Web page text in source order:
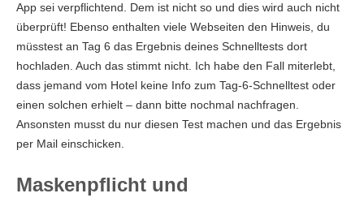
App sei verpflichtend. Dem ist nicht so und dies wird auch nicht
überprüft! Ebenso enthalten viele Webseiten den Hinweis, du
müsstest an Tag 6 das Ergebnis deines Schnelltests dort
hochladen. Auch das stimmt nicht. Ich habe den Fall miterlebt,
dass jemand vom Hotel keine Info zum Tag-6-Schnelltest oder
einen solchen erhielt – dann bitte nochmal nachfragen.
Ansonsten musst du nur diesen Test machen und das Ergebnis
per Mail einschicken.
Maskenpflicht und